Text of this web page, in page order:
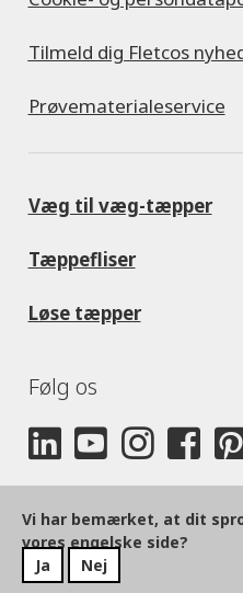
Tilmeld dig Fletcos
Prøvematerialeservice
Væg til væg-tæpper
Tæppefliser
Løse tæpper
Følg os
Vi har bemærket, at dit
vores engelske side?
Ja
Nej